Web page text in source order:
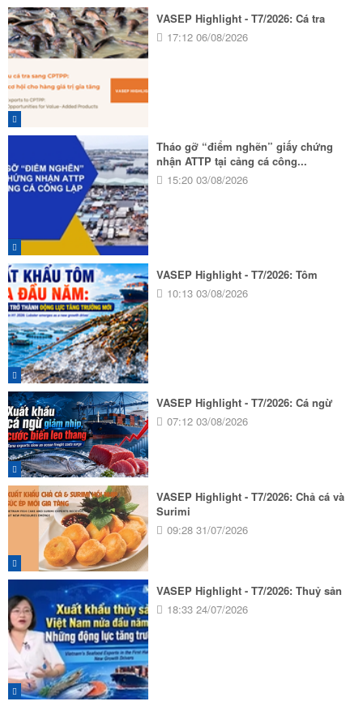
VASEP Highlight - T7/2026: Cá tra
17:12 06/08/2026
Tháo gỡ “điểm nghẽn” giấy chứng
nhận ATTP tại cảng cá công...
15:20 03/08/2026
VASEP Highlight - T7/2026: Tôm
10:13 03/08/2026
VASEP Highlight - T7/2026: Cá ngừ
07:12 03/08/2026
VASEP Highlight - T7/2026: Chả cá và
Surimi
09:28 31/07/2026
VASEP Highlight - T7/2026: Thuỷ sản
18:33 24/07/2026